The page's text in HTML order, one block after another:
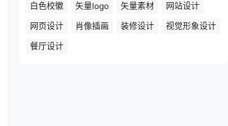
白色校徽
矢量logo 矢量素材
网站设计
网页设计
肖像插画 装修设计
视觉形象设计
餐厅设计